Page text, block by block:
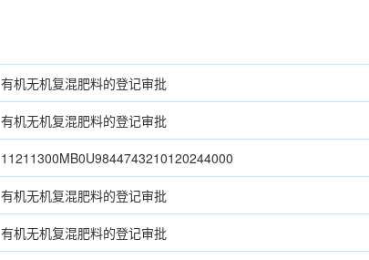
有机无机复混肥料的登记审批
有机无机复混肥料的登记审批
11211300MB0U9844743210120244000
有机无机复混肥料的登记审批
有机无机复混肥料的登记审批